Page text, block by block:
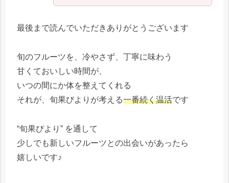
最後まで読んでいただきありがとうございます
旬のフルーツを、冷やさず、丁寧に味わう
甘くておいしい時間が、
いつの間にか体を整えてくれる
それが、旬果びよりが考える一番続く温活です
“旬果びより” を通して
少しでも新しいフルーツとの出会いがあったら
嬉しいです♪